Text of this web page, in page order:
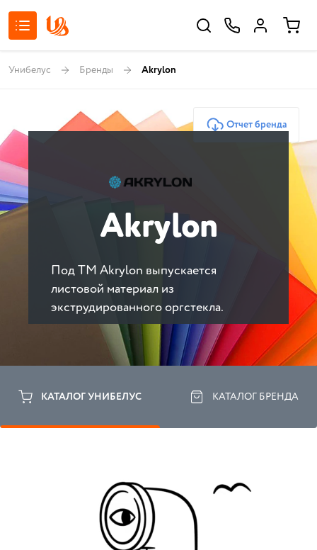
Унибелус Бренды Akrylon
Отчет бренда
Akrylon
Под ТМ Akrylon выпускается
листовой материал из
экструдированного оргстекла.
КАТАЛОГ УНИБЕЛУС КАТАЛОГ БРЕНДА